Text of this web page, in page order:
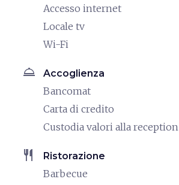
Accesso internet
Locale tv
Wi-Fi
room_service Accoglienza
Bancomat
Carta di credito
Custodia valori alla reception
restaurant Ristorazione
Barbecue